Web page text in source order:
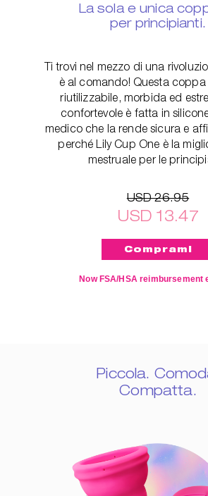
La sola e unica
per principianti.
Ti trovi nel mezzo di una
è al comando! Questa coppa
riutilizzabile, morbida ed
confortevole è fatta in
medico che la rende sicura e
perché Lily Cup One è la
mestruale per le
USD 26.95
USD 13.47
Now FSA/HSA reimbursement
Piccola.
Compatta.